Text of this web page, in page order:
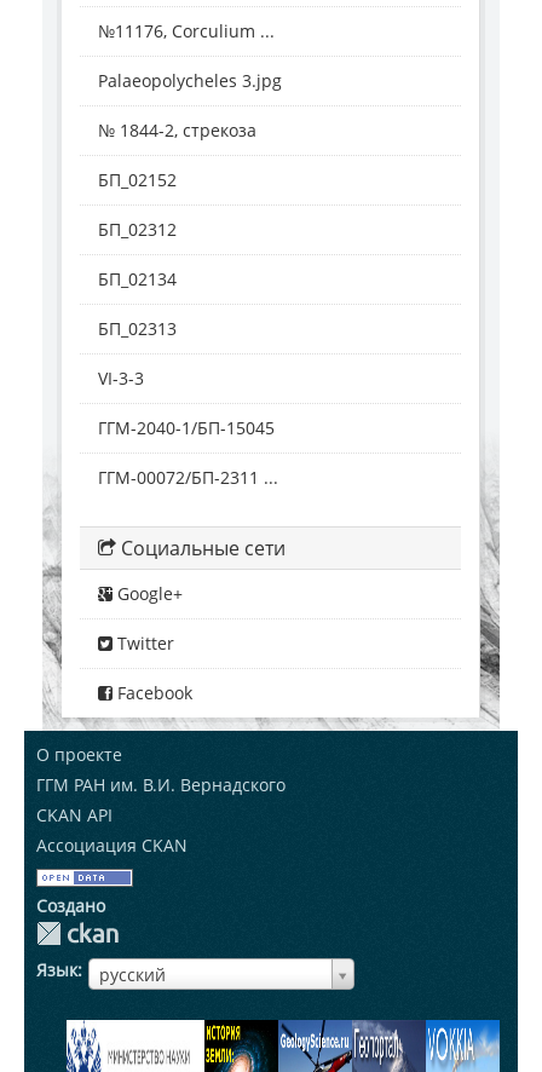
№11176, Corculium ...
Palaeopolycheles 3.jpg
№ 1844-2, стрекоза
БП_02152
БП_02312
БП_02134
БП_02313
VI-3-3
ГГМ-2040-1/БП-15045
ГГМ-00072/БП-2311 ...
Социальные сети
Google+
Twitter
Facebook
О проекте
ГГМ РАН им. В.И. Вернадского
CKAN API
Ассоциация CKAN
Создано
Язык русский
ЯзыкЯзык